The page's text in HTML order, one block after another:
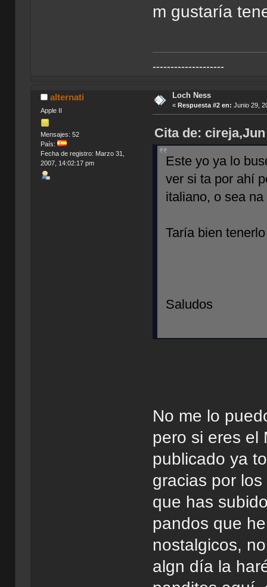
m gustaría
--------------------
alternati
Apple II
Mensajes: 52
País:
Fecha de registro: Marzo 31,
2007, 14:02:17 pm
Loch Ness
« Respuesta #2 en: Junio 29,
Cita de:
Este yo ya lo
ver si ta por ahí
italiano, o sea na
Taría bien
Saludos
No me lo
pero si eres el
publicado ya
gracias por
que has
pandos que
nostalgicos,
algn día la